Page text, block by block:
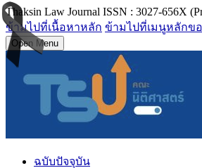
Thaksin Law Journal ISSN : 3027-656X
ข้ามไปที่เนื้อหาหลัก ข้ามไปที่เมนูหลักขอ
Open Menu
ฉบับปัจจุบัน